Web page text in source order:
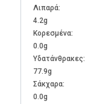
Λιπαρά:
4.2g
Kορεσμένα:
0.0g
Υδατάνθρακες:
77.9g
Σάκχαρα:
0.0g